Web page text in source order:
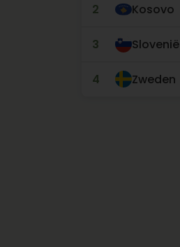
2 Kosovo
3 Slovenië
4 Zweden